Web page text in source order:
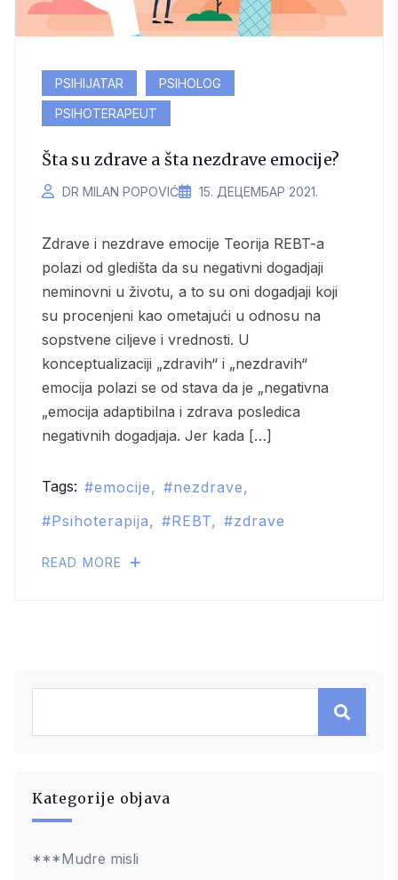
PSIHIJATAR
PSIHOLOG
PSIHOTERAPEUT
Šta su zdrave a šta nezdrave emocije?
DR MILAN POPOVIĆ 15. ДЕЦЕМБАР 2021.
Zdrave i nezdrave emocije Teorija REBT-a
polazi od gledišta da su negativni dogadjaji
neminovni u životu, a to su oni dogadjaji koji
su procenjeni kao ometajući u odnosu na
sopstvene ciljeve i vrednosti. U
konceptualizaciji „zdravih“ i „nezdravih“
emocija polazi se od stava da je „negativna
„emocija adaptibilna i zdrava posledica
negativnih dogadjaja. Jer kada […]
Tags: emocije
nezdrave
Psihoterapija
REBT zdrave
READ MORE
Kategorije objava
***Mudre misli